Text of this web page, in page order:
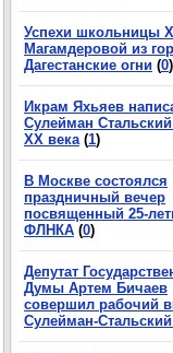
Успехи школьницы
Магамдеровой из
Дагестанские огни (0)
Икрам Яхьяев
Сулейман
XX века (1)
В Москве состоялся
праздничный вечер
посвященный 25-
ФЛНКА (0)
Депутат
Думы Артем Бичаев
совершил рабочий
Сулейман-